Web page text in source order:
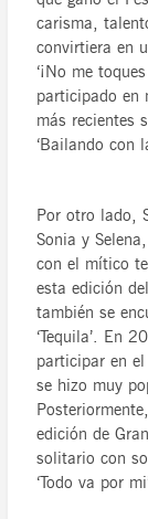
carisma,
convirtiera en
‘¡No me
participado en
más recientes
‘Bailando con
Por otro lado,
Sonia y
con el mítico
esta edición
también se
‘Tequila’. En
participar en el
se hizo muy
edición de
solitario con
‘Todo va por